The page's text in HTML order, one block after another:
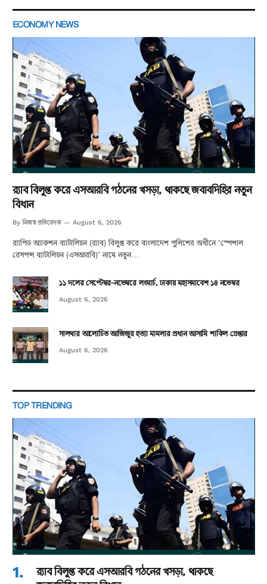
ECONOMY NEWS
র‌্যাব বিলুপ্ত করে এসআরবি গঠনের খসড়া, থাকছে জবাবদিহির নতুন
বিধান
By নিজস্ব প্রতিবেদক August 6, 2026
র‌্যাপিড অ্যাকশন ব্যাটালিয়ন (র‌্যাব) বিলুপ্ত করে বাংলাদেশ পুলিশের অধীনে ‘স্পেশাল
রেসপন্স ব্যাটালিয়ন (এসআরবি)’ নামে নতুন…
১১ দলের সেপ্টেম্বর-নভেম্বরে লংমার্চ, ঢাকায় মহাসমাবেশ ১৪ নভেম্বর
August 6, 2026
সালথার আলোচিত আজিজুর হত্যা মামলার প্রধান আসামি শাকিল গ্রেপ্তার
August 6, 2026
TOP TRENDING
র‌্যাব বিলুপ্ত করে এসআরবি গঠনের খসড়া, থাকছে